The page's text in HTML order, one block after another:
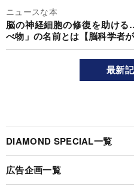
ニュースな本
脳の神経細胞の修復を助け
べ物」の名前とは【脳科学者が
最新
DIAMOND SPECIAL一覧
広告企画一覧